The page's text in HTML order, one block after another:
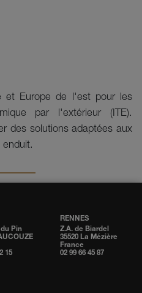
et Europe de l'est pour les
par l'extérieur (ITE).
des solutions adaptées aux
enduit.
Pin
15
RENNES
Z.A. de Biardel
35520 La Mézière
France
02 99 66 45 87